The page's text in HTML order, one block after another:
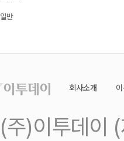
일반
회사소개
(주)이투데이